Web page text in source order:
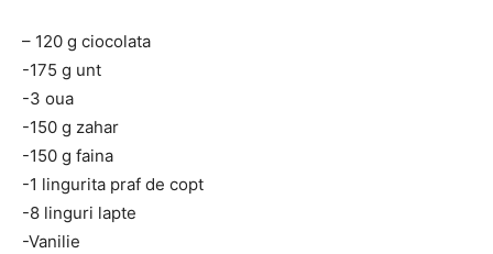
– 120 g ciocolata
-175 g unt
-3 oua
-150 g zahar
-150 g faina
-1 lingurita praf de copt
-8 linguri lapte
-Vanilie